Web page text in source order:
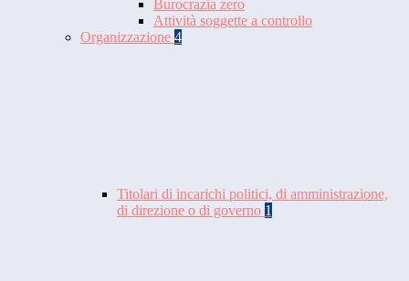
Burocrazia zero
Attività soggette a controllo
Organizzazione 4
Titolari di incarichi politici, di amministrazione,
di direzione o di governo 1